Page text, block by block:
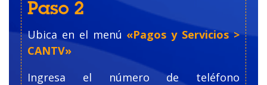
Paso 2
Ubica en el menú «Pagos y Servicios >
CANTV»
Ingresa el número de teléfono